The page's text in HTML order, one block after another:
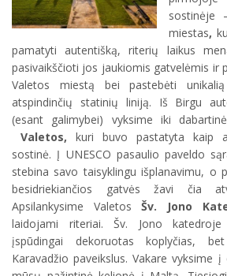
sostinėje
miestas,
pamatyti autentišką, riterių laikus
pasivaikščioti jos jaukiomis gatvelėmis ir
Valetos miestą bei pastebėti
atspindinčių statinių liniją. Iš Birgu
(esant galimybei) vyksime iki
Valetos, kuri buvo pastatyta kaip
sostinė. Į UNESCO pasaulio paveldo
stebina savo taisyklingu išplanavimu, o
besidriekiančios gatvės žavi čia
Apsilankysime ValetosŠv. Jono
laidojami riteriai. Šv. Jono
įspūdingai dekoruotas koplyčias,
Karavadžio paveikslus. Vakare vyksime